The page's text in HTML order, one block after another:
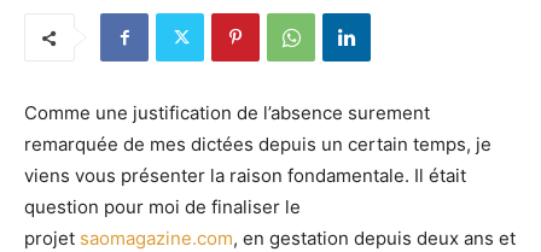
Comme une justification de l’absence surement
remarquée de mes dictées depuis un certain temps, je
viens vous présenter la raison fondamentale. Il était
question pour moi de finaliser le
projet saomagazine.com, en gestation depuis deux ans et